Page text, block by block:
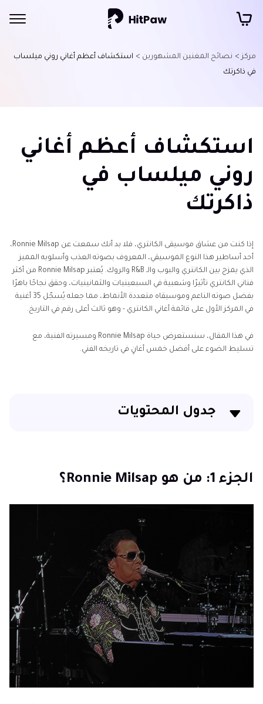
مركز > نصائح المغنين المشهورين > استكشاف أعظم أغاني روني ميلساب
في ذاكرتك
استكشاف أعظم أغاني
روني ميلساب في
ذاكرتك
إذا كنت من عشاق موسيقى الكانتري، فلا بد أنك سمعت عن Ronnie Milsap،
أحد أساطير هذا النوع الموسيقي، المعروف بصوته العذب وأسلوبه المميز
الذي يمزج بين الكانتري والبوب والـ R&B والروك. يُعتبر Ronnie Milsap من أكثر
فناني الكانتري تأثيرًا وشعبية في السبعينيات والثمانينيات، وحقق نجاحًا باهرًا
بفضل صوته الناعم وموسيقاه متعددة الأنماط، مما جعله يُسجّل 35 أغنية
في المركز الأول على قائمة أغاني الكانتري - وهو ثالث أعلى رقم في التاريخ.
في هذا المقال، سنستعرض حياة Ronnie Milsap ومسيرته الفنية، مع
تسليط الضوء على أفضل خمس أغانٍ في تاريخه الفني.
جدول المحتويات
الجزء 2: أشهر 5 أغانٍ لــ Ronnie Milsap
الجزء 1: من هو Ronnie Milsap؟